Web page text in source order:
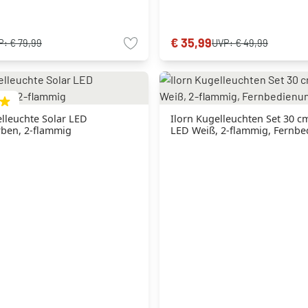
€ 79,99 € 35,99UVP:€ 49,99
Solar LED
2-flammig
Ilorn Kugelleuchten Set 30
LED Weiß, 2-flammig,